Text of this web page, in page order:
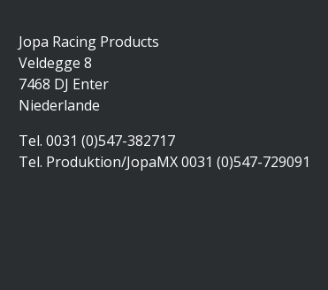
Jopa Racing Products
Veldegge 8
7468 DJ Enter
Niederlande
Tel. 0031 (0)547-382717
Tel. Produktion/JopaMX 0031 (0)547-729091